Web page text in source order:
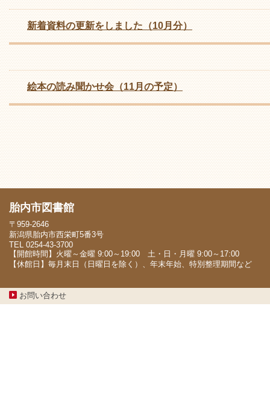
新着資料の更新をしました（10月分）
絵本の読み聞かせ会（11月の予定）
胎内市図書館
〒959-2646
新潟県胎内市西栄町5番3号
TEL 0254-43-3700
【開館時間】火曜～金曜 9:00～19:00 土・日・月曜 9:00～17:00
【休館日】毎月末日（日曜日を除く）、年末年始、特別整理期間など
お問い合わせ